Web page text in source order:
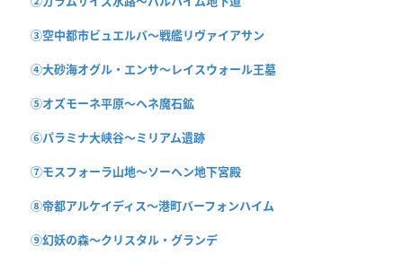
③空中都市ビュエルバ〜戦艦リヴァイアサン
④大砂海オグル・エンサ〜レイスウォール王墓
⑤オズモーネ平原〜ヘネ魔石鉱
⑥パラミナ大峡谷〜ミリアム遺跡
⑦モスフォーラ山地〜ソーヘン地下宮殿
⑧帝都アルケイディス〜港町バーフォンハイム
⑨幻妖の森〜クリスタル・グランデ